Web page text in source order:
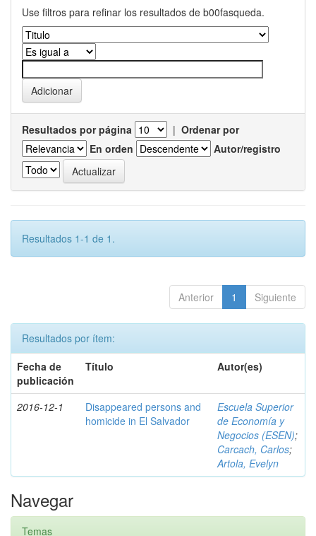
Use filtros para refinar los resultados de b00fasqueda.
Resultados por página | Ordenar por
En orden
Autor/registro
Resultados 1-1 de 1.
Anterior 1 Siguiente
Resultados por ítem:
Fecha de
publicación
Título Autor(es)
2016-12-1
Disappeared persons and
homicide in El Salvador
Escuela Superior
de Economía y
Negocios (ESEN);
Carcach, Carlos;
Artola, Evelyn
Navegar
Temas